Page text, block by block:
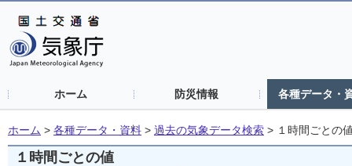
ホーム 防災情報 各種データ・
ホーム > 各種データ・資料 > 過去の気象データ検索 > １時間ごとの
１時間ごとの値